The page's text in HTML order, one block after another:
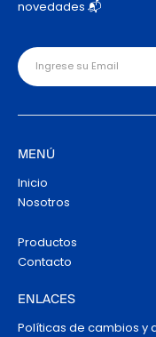
novedades 📬
MENÚ
Inicio
Nosotros
Productos
Contacto
ENLACES
Políticas de cambios y